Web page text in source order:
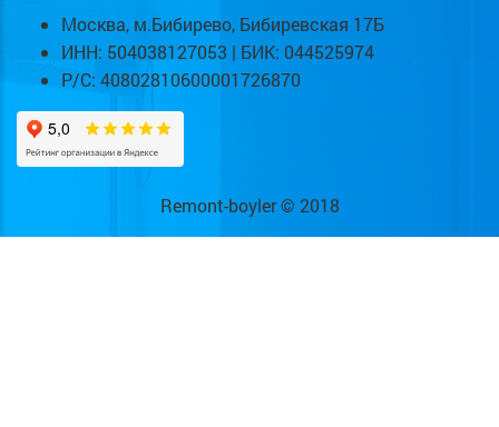
Москва, м.Бибирево, Бибиревская 17Б
ИНН: 504038127053 | БИК: 044525974
Р/С: 40802810600001726870
Remont-boyler © 2018